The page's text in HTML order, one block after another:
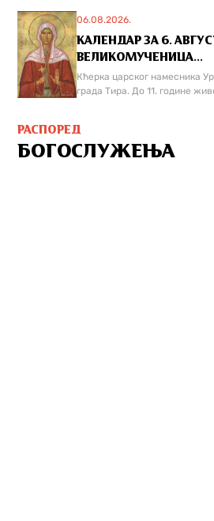
06.08.2026.
КАЛЕНДАР ЗА 6.
ВЕЛИКОМУЧЕНИЦА...
Кћерка царског намесника
града Тира. До 11. године
РАСПОРЕД
БОГОСЛУЖЕЊА